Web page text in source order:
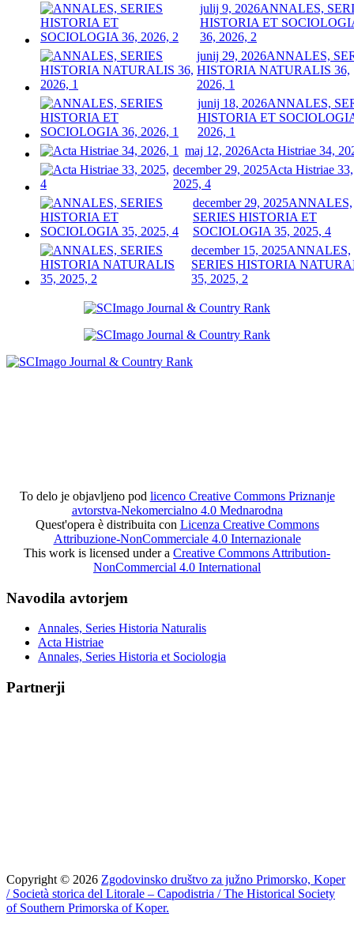
julij 9, 2026ANNALES,
HISTORIA ET
36, 2026, 2
junij 29, 2026ANNALES,
HISTORIA NATURALIS 36,
2026, 1
junij 18, 2026ANNALES,
HISTORIA ET
2026, 1
maj 12, 2026Acta Histriae 34,
december 29, 2025Acta Histriae 33,
2025, 4
december 29, 2025ANNALES,
SERIES HISTORIA ET
SOCIOLOGIA 35, 2025, 4
december 15, 2025ANNALES,
SERIES HISTORIA
35, 2025, 2
To delo je objavljeno pod licenco Creative Commons Priznanje
avtorstva-Nekomercialno 4.0 Mednarodna
Quest'opera è distribuita con Licenza Creative Commons
Attribuzione-NonCommerciale 4.0 Internazionale
This work is licensed under a Creative Commons Attribution-
NonCommercial 4.0 International
Navodila avtorjem
Annales, Series Historia Naturalis
Acta Histriae
Annales, Series Historia et Sociologia
Partnerji
Copyright © 2026 Zgodovinsko društvo za južno Primorsko, Koper
/ Società storica del Litorale – Capodistria / The Historical Society
of Southern Primorska of Koper.